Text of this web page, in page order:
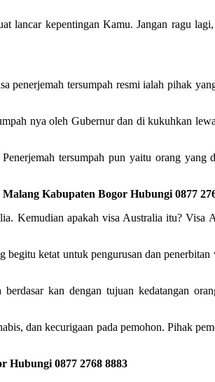
lancar kepentingan Kamu. Jangan ragu
penerjemah tersumpah resmi ialah pihak
nya oleh Gubernur dan di kukuhkan
tersumpah pun yaitu orang
Kabupaten Bogor Hubungi 0877
Kemudian apakah visa Australia itu? Visa
ketat untuk pengurusan dan
kan dengan tujuan kedatangan
dan kecurigaan pada pemohon. Pihak
Hubungi 0877 2768 8883